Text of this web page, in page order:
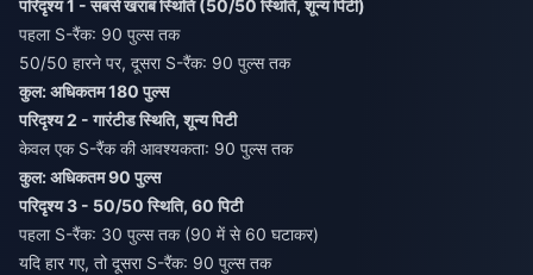
परिदृश्य 1 - सबसे खराब स्थिति (50/50 स्थिति, शून्य पिटी)
पहला S-रैंक: 90 पुल्स तक
50/50 हारने पर, दूसरा S-रैंक: 90 पुल्स तक
कुल: अधिकतम 180 पुल्स
परिदृश्य 2 - गारंटीड स्थिति, शून्य पिटी
केवल एक S-रैंक की आवश्यकता: 90 पुल्स तक
कुल: अधिकतम 90 पुल्स
परिदृश्य 3 - 50/50 स्थिति, 60 पिटी
पहला S-रैंक: 30 पुल्स तक (90 में से 60 घटाकर)
यदि हार गए, तो दूसरा S-रैंक: 90 पुल्स तक